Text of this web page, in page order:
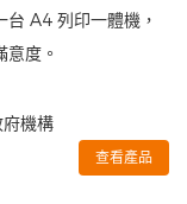
台 A4 列印一體機，
度。
機構
查看產品